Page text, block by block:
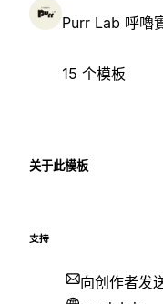
Purr Lab 呼嚕
15 个模板
关于此模板
支持
向创作者发